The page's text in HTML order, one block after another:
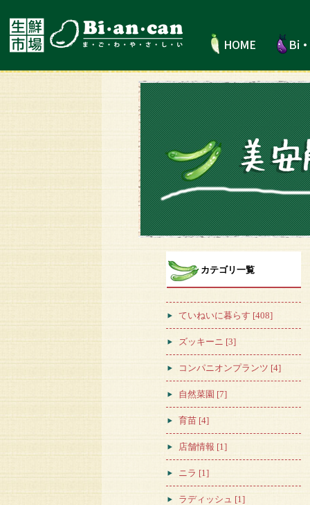
カテゴリ一覧
ていねいに暮らす [408]
ズッキーニ [3]
コンパニオンプランツ [4]
自然菜園 [7]
育苗 [4]
店舗情報 [1]
ニラ [1]
ラディッシュ [1]